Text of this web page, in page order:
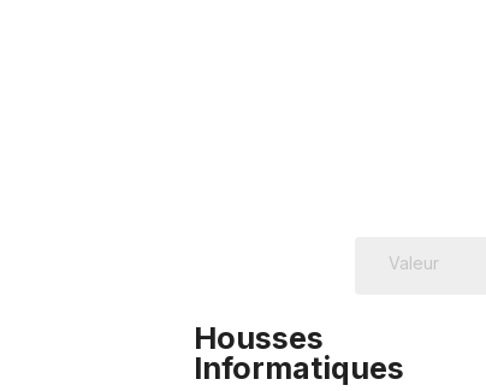
Housses
Informatiques